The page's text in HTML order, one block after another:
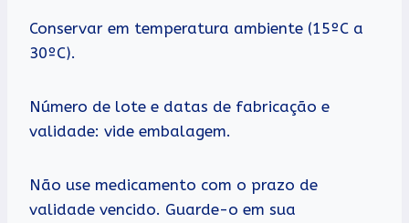
Conservar em temperatura ambiente (15ºC a
30ºC).
Número de lote e datas de fabricação e
validade: vide embalagem.
Não use medicamento com o prazo de
validade vencido. Guarde-o em sua